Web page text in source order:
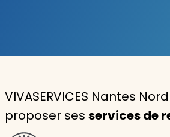
Aide à la personne
Seniors
VIVASERVICES Nantes
proposer ses services de